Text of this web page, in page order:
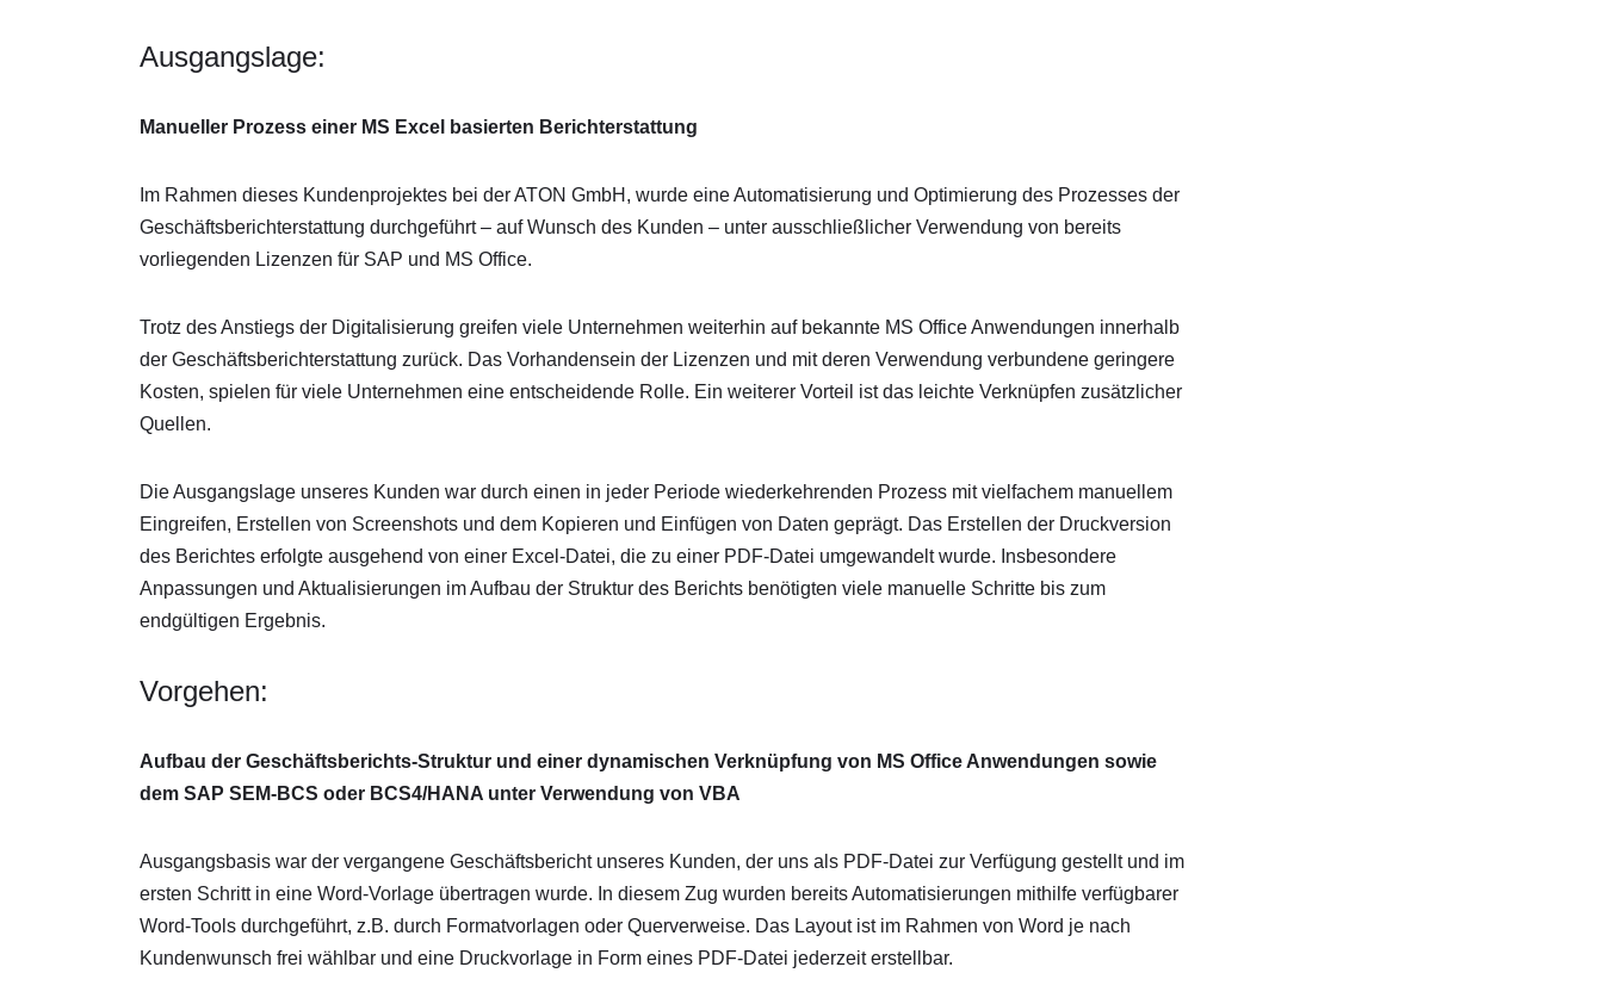
Ausgangslage:
Manueller Prozess einer MS Excel basierten Berichterstattung
Im Rahmen dieses Kundenprojektes bei der ATON GmbH, wurde eine Automatisierung und Optimierung des Prozesses der
Geschäftsberichterstattung durchgeführt – auf Wunsch des Kunden – unter ausschließlicher Verwendung von bereits
vorliegenden Lizenzen für SAP und MS Office.
Trotz des Anstiegs der Digitalisierung greifen viele Unternehmen weiterhin auf bekannte MS Office Anwendungen innerhalb
der Geschäftsberichterstattung zurück. Das Vorhandensein der Lizenzen und mit deren Verwendung verbundene geringere
Kosten, spielen für viele Unternehmen eine entscheidende Rolle. Ein weiterer Vorteil ist das leichte Verknüpfen zusätzlicher
Quellen.
Die Ausgangslage unseres Kunden war durch einen in jeder Periode wiederkehrenden Prozess mit vielfachem manuellem
Eingreifen, Erstellen von Screenshots und dem Kopieren und Einfügen von Daten geprägt. Das Erstellen der Druckversion
des Berichtes erfolgte ausgehend von einer Excel-Datei, die zu einer PDF-Datei umgewandelt wurde. Insbesondere
Anpassungen und Aktualisierungen im Aufbau der Struktur des Berichts benötigten viele manuelle Schritte bis zum
endgültigen Ergebnis.
Vorgehen:
Aufbau der Geschäftsberichts-Struktur und einer dynamischen Verknüpfung von MS Office Anwendungen sowie
dem SAP SEM-BCS oder BCS4/HANA unter Verwendung von VBA
Ausgangsbasis war der vergangene Geschäftsbericht unseres Kunden, der uns als PDF-Datei zur Verfügung gestellt und im
ersten Schritt in eine Word-Vorlage übertragen wurde. In diesem Zug wurden bereits Automatisierungen mithilfe verfügbarer
Word-Tools durchgeführt, z.B. durch Formatvorlagen oder Querverweise. Das Layout ist im Rahmen von Word je nach
Kundenwunsch frei wählbar und eine Druckvorlage in Form eines PDF-Datei jederzeit erstellbar.